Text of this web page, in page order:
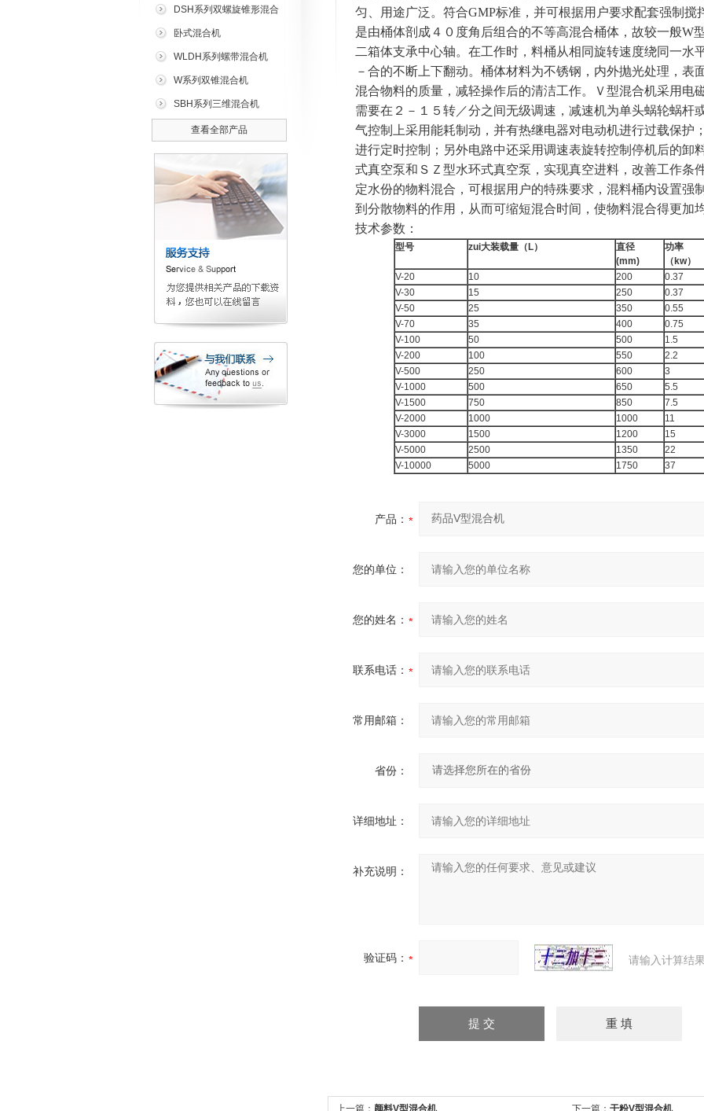
DSH系列双螺旋锥形混合
机
卧式混合机
WLDH系列螺带混合机
W系列双锥混合机
SBH系列三维混合机
查看全部产品
匀、用途广泛。符合GMP标准，并可根据用户要求配套强制搅
是由桶体剖成４０度角后组合的不等高混合桶体，故较一般W
二箱体支承中心轴。在工作时，料桶从相同旋转速度绕同一水
－合的不断上下翻动。桶体材料为不锈钢，内外抛光处理，表
混合物料的质量，减轻操作后的清洁工作。Ｖ型混合机采用电
需要在２－１５转／分之间无级调速，减速机为单头蜗轮蜗杆
气控制上采用能耗制动，并有热继电器对电动机进行过载保护
进行定时控制；另外电路中还采用调速表旋转控制停机后的卸
式真空泵和ＳＺ型水环式真空泵，实现真空进料，改善工作条件
定水份的物料混合，可根据用户的特殊要求，混料桶内设置强
到分散物料的作用，从而可缩短混合时间，使物料混合得更加均
技术参数：
型号 zui大装载量（ L）
直径
(mm)
功率
（ kw）
V-20
10 200 0.37
V-30
15 250 0.37
V-50
25 350 0.55
V-70
35 400 0.75
V-100
50 500 1.5
V-200
100 550 2.2
V-500
250 600 3
V-1000
500 650 5.5
V-1500
750 850 7.5
V-2000
1000 1000 11
V-3000
1500 1200 15
V-5000
2500 1350 22
V-10000
5000 1750 37
产品：
您的单位：
您的姓名：
联系电话：
常用邮箱：
省份：
详细地址：
补充说明：
验证码： 请输入计算结
上一篇： 颜料V型混合机 下一篇： 干粉V型混合机